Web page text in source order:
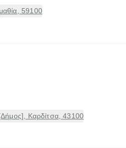
59100
Καρδίτσα, 43100